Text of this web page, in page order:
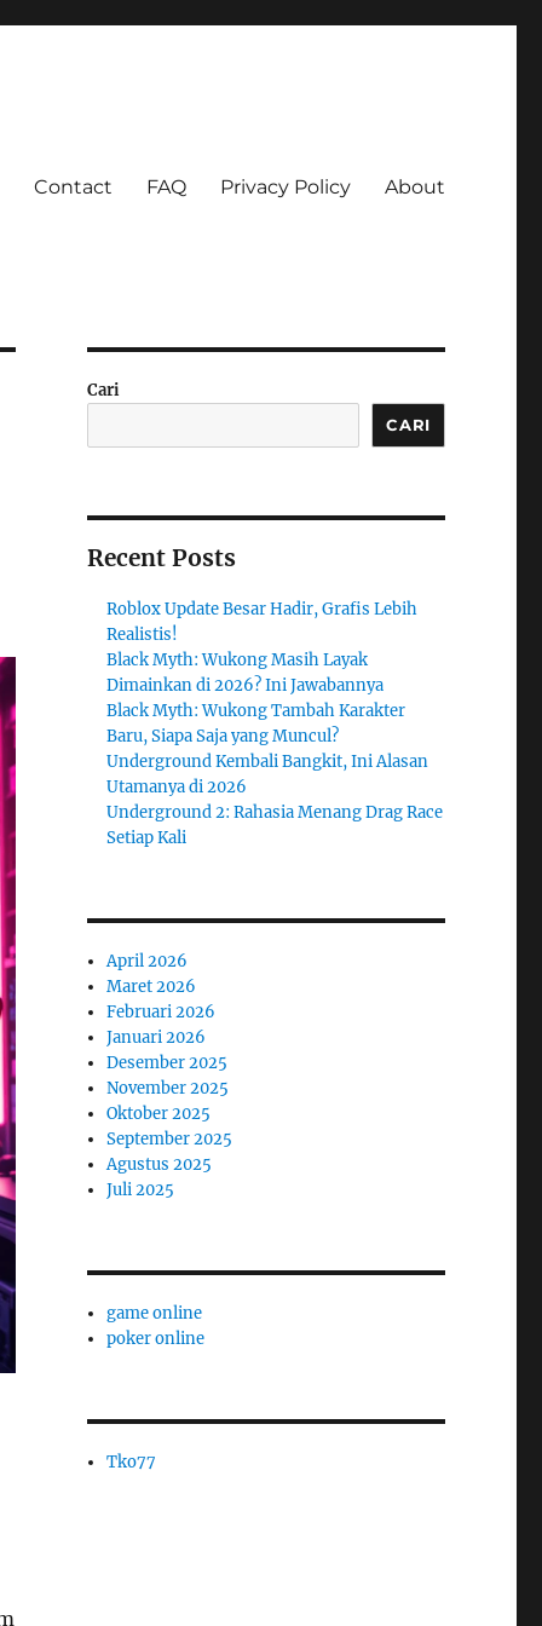
Contact FAQ Privacy Policy About
Cari
CARI
Recent Posts
Roblox Update Besar Hadir, Grafis Lebih
Realistis!
Black Myth: Wukong Masih Layak
Dimainkan di 2026? Ini Jawabannya
Black Myth: Wukong Tambah Karakter
Baru, Siapa Saja yang Muncul?
Underground Kembali Bangkit, Ini Alasan
Utamanya di 2026
Underground 2: Rahasia Menang Drag Race
Setiap Kali
April 2026
Maret 2026
Februari 2026
Januari 2026
Desember 2025
November 2025
Oktober 2025
September 2025
Agustus 2025
Juli 2025
game online
poker online
Tko77